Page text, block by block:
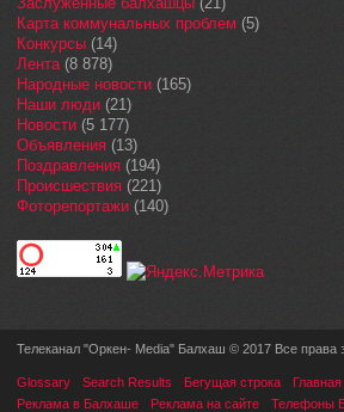
Карта коммунальных проблем (5)
Конкурсы (14)
Лента(8 878)
Народные новости (165)
Наши люди (21)
Новости (5 177)
Объявления (13)
Поздравления (194)
Происшествия (221)
Фоторепортажи (140)
Телеканал "Оркен- Media" Балхаш © 2017 Все права
Glossary Search Results Бегущая строка Главная
Реклама в Балхаше
Реклама на сайте Телефоны